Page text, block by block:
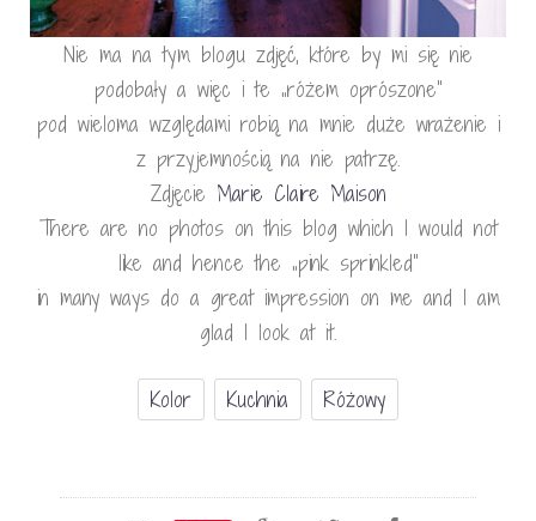
Nie ma na tym blogu zdjęć, które by mi się nie
podobały a więc i te „różem oprószone”
pod wieloma względami robią na mnie duże wrażenie i
z przyjemnością na nie patrzę.
Zdjęcie Marie Claire Maison
There are no photos on this blog which I would not
like and hence the „pink sprinkled”
in many ways do a great impression on me and I am
glad I look at it.
Kolor Kuchnia Różowy